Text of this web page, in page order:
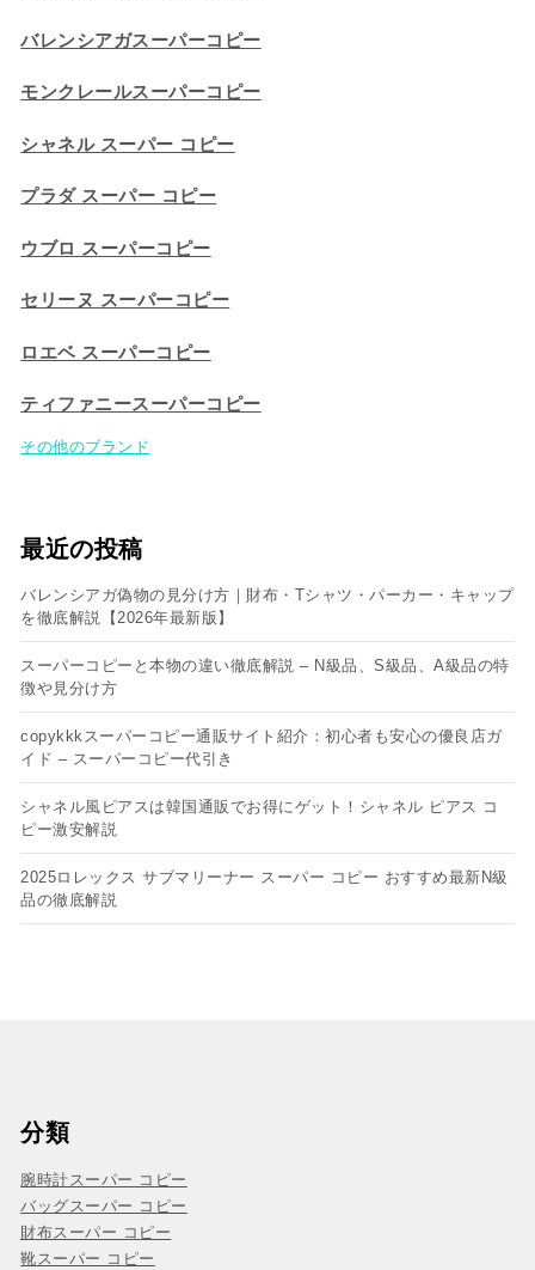
バレンシアガスーパーコピー
モンクレールスーパーコピー
シャネル スーパー コピー
プラダ スーパー コピー
ウブロ スーパーコピー
セリーヌ スーパーコピー​
ロエベ スーパーコピー
ティファニースーパーコピー
その他のブランド
最近の投稿
バレンシアガ偽物の見分け方｜財布・Tシャツ・パーカー・キャップ
を徹底解説【2026年最新版】
スーパーコピーと本物の違い徹底解説 – N級品、S級品、A級品の特
徴や見分け方
copykkkスーパーコピー通販サイト紹介：初心者も安心の優良店ガ
イド – スーパーコピー代引き
シャネル風ピアスは韓国通販でお得にゲット！シャネル ピアス コ
ピー​激安解説
2025ロレックス サブマリーナー スーパー コピー おすすめ最新N級
品の徹底解説
分類
腕時計スーパー コピー
バッグスーパー コピー
財布スーパー コピー
靴スーパー コピー